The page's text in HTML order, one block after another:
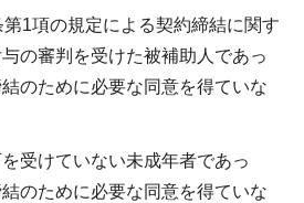
1項の規定による契約締結に関す
の審判を受けた被補助人であっ
のために必要な同意を得ていな
受けていない未成年者であっ
のために必要な同意を得ていな